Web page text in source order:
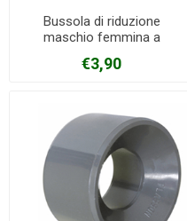
Bussola di riduzione
maschio femmina a
X 63 mm
€3,90